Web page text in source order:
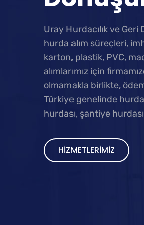
Uray Hurdacılık ve
hurda alım süreçleri,
karton, plastik, PVC,
alımlarımız için
olmamakla birlikte,
Türkiye genelinde hurda
hurdası, şantiye
HIZMETLERIMIZ